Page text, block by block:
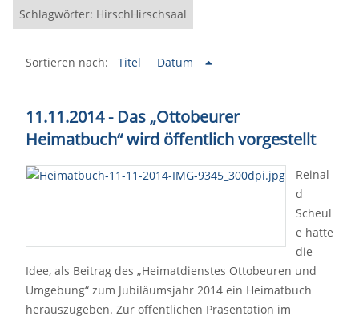
Schlagwörter: HirschHirschsaal
Sortieren nach: Titel Datum
11.11.2014 - Das „Ottobeurer
Heimatbuch“ wird öffentlich vorgestellt
Reinal
d
Scheul
e hatte
die
Idee, als Beitrag des „Heimatdienstes Ottobeuren und
Umgebung“ zum Jubiläumsjahr 2014 ein Heimatbuch
herauszugeben. Zur öffentlichen Präsentation im